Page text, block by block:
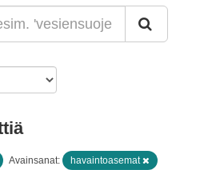
Avainsanat: havaintoasemat